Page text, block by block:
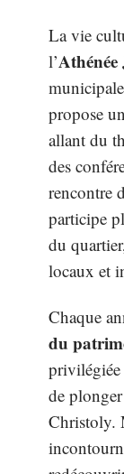
La vie
l’
propose
allant du
des
rencontre
participe
du
locaux et
Chaque
du
privilégiée
de
Christoly.